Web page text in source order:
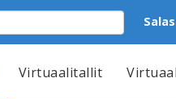
Virtuaalitallit